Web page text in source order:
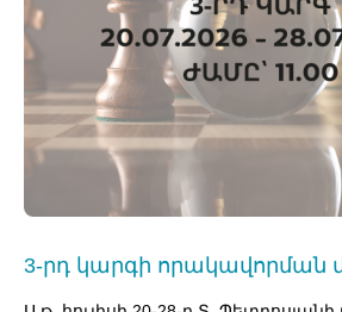
3-րդ կարգի որակավորման